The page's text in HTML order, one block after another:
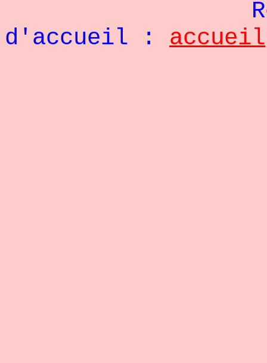
d'accueil : accueil